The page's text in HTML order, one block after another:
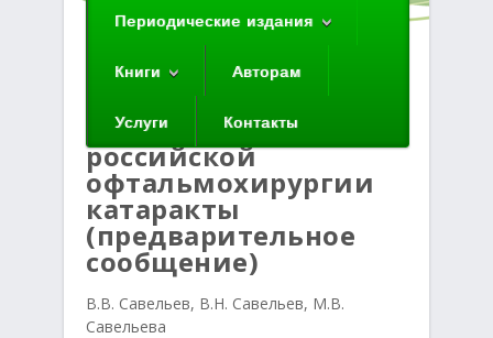
Периодические издания
Книги Авторам
Услуги Контакты
Лекции
Появление
фотохромной ИОЛ —
новый этап в
российской
офтальмохирургии
катаракты
(предварительное
сообщение)
В.В. Савельев, В.Н. Савельев, М.В.
Савельева